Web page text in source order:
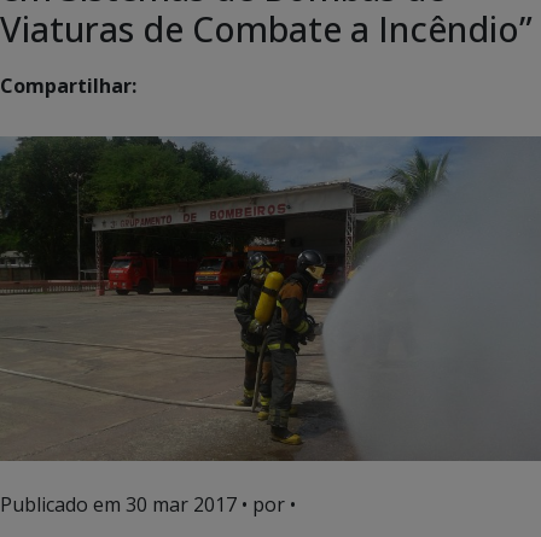
Viaturas de Combate a Incêndio”
Compartilhar:
Publicado em 30 mar 2017 • por •